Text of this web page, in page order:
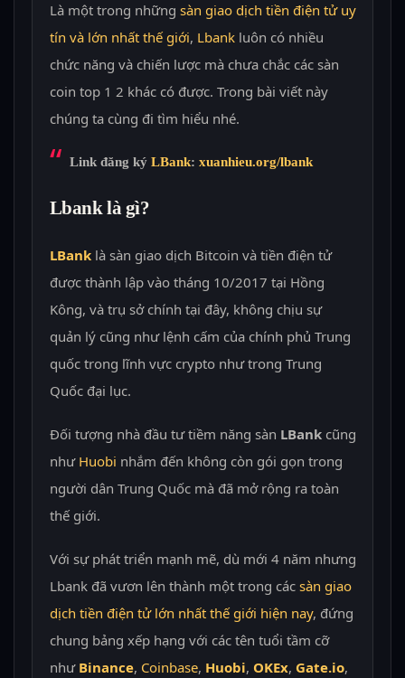
Là một trong những sàn giao dịch tiền điện tử uy
tín và lớn nhất thế giới, Lbankluôn có nhiều
chức năng và chiến lược mà chưa chắc các sàn
coin top 1 2 khác có được. Trong bài viết này
chúng ta cùng đi tìm hiểu nhé.
Link đăng ký LBank: xuanhieu.org/lbank
Lbank là gì?
LBanklà sàn giao dịch Bitcoin và tiền điện tử
được thành lập vào tháng 10/2017 tại Hồng
Kông, và trụ sở chính tại đây, không chịu sự
quản lý cũng như lệnh cấm của chính phủ Trung
quốc trong lĩnh vực crypto như trong Trung
Quốc đại lục.
Đối tượng nhà đầu tư tiềm năng sàn LBankcũng
như Huobi nhắm đến không còn gói gọn trong
người dân Trung Quốc mà đã mở rộng ra toàn
thế giới.
Với sự phát triển mạnh mẽ, dù mới 4 năm nhưng
Lbank đã vươn lên thành một trong các sàn giao
dịch tiền điện tử lớn nhất thế giới hiện nay, đứng
chung bảng xếp hạng với các tên tuổi tầm cỡ
như Binance, Coinbase, Huobi, OKEx, Gate.io,